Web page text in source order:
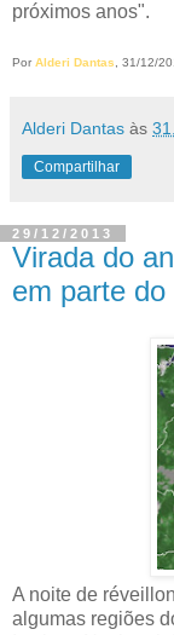
próximos anos".
Por Alderi Dantas , 31/12/
Alderi Dantas às
Compartilhar
29/12/2013
Virada do
em parte
A noite de
algumas regiões